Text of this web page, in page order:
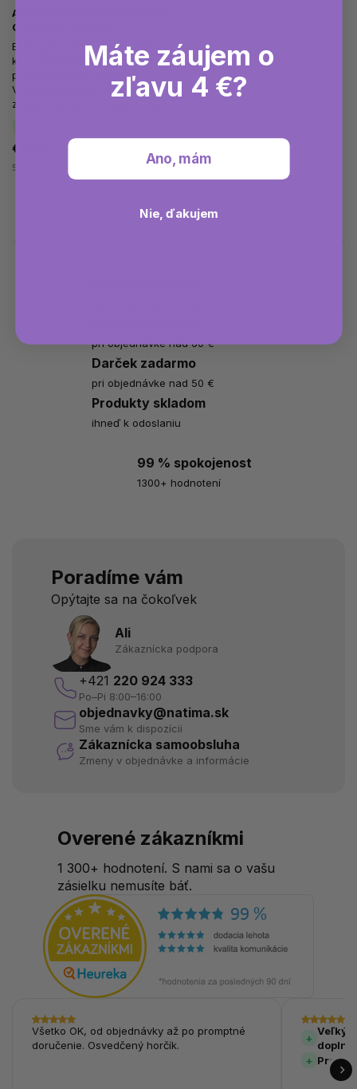
AlmaWin Prostriedok na riad
Citrónová tráva, 1 L
€5,28
5,28 € / 1 l
Ekologický čistiaci prostriedok,
ktorý prináša sviežosť prírody
priamo do vašej kuchyne.
Vďaka svojmu prírodnému
zloženiu je šetrný nielen k vašim
pri objednávke nad 60 €
Darček zadarmo
pri objednávke nad 50 €
Produkty skladom
ihneď k odoslaniu
99 % spokojenost
1300+ hodnotení
Poradíme vám
Opýtajte sa na čokoľvek
Ali
Zákaznícka podpora
+421 220 924 333
Po–Pi 8:00–16:00
objednavky@natima.sk
Sme vám k dispozícii
Zákaznícka samoobsluha
Zmeny v objednávke a informácie
Overené zákazníkmi
1 300+ hodnotení. S nami sa o vašu
zásielku nemusíte báť.
Všetko OK, od objednávky až po promptné
doručenie. Osvedčený horčík.
Veľký
Máte záujem o
zľavu 4 €?
Ano, mám
Nie, ďakujem